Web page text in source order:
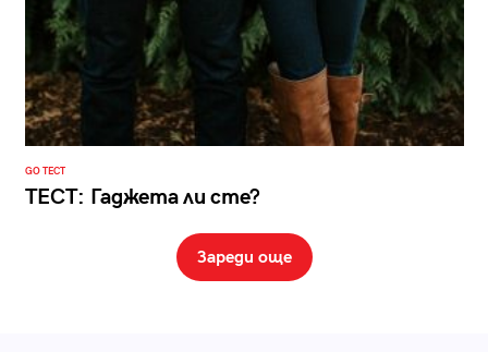
GO ТЕСТ
ТЕСТ: Гаджета ли сте?
Зареди още